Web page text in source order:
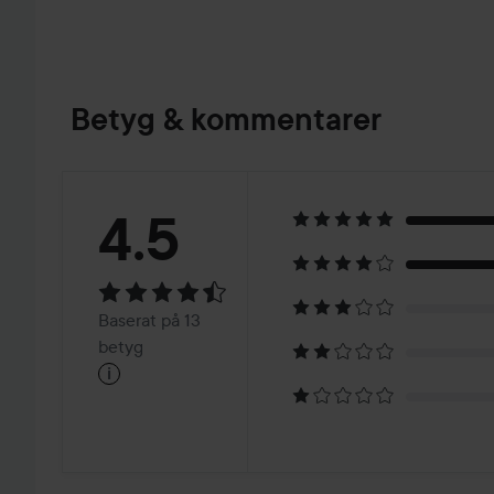
Betyg & kommentarer
Betyg:
4.5Baserat
på
4.5
Baserat på 13
betyg
i